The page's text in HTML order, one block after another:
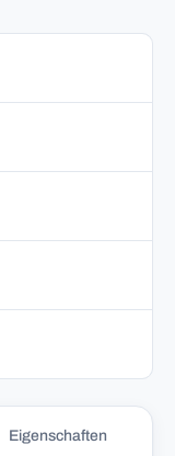
Eigenschaften